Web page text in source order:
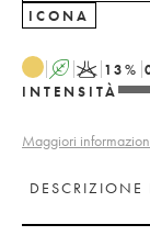
ICONA
A K 13%
INTENSITÀ
Maggiori
DESCRIZIONE